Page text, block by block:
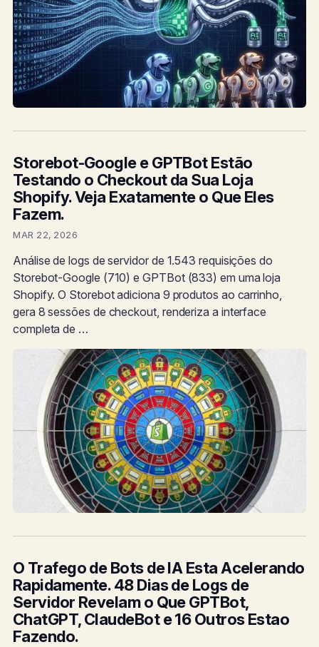
Storebot-Google e GPTBot Estão
Testando o Checkout da Sua Loja
Shopify. Veja Exatamente o Que Eles
Fazem.
MAR 22, 2026
Análise de logs de servidor de 1.543 requisições do
Storebot-Google (710) e GPTBot (833) em uma loja
Shopify. O Storebot adiciona 9 produtos ao carrinho,
gera 8 sessões de checkout, renderiza a interface
completa de …
O Trafego de Bots de IA Esta Acelerando
Rapidamente. 48 Dias de Logs de
Servidor Revelam o Que GPTBot,
ChatGPT, ClaudeBot e 16 Outros Estao
Fazendo.